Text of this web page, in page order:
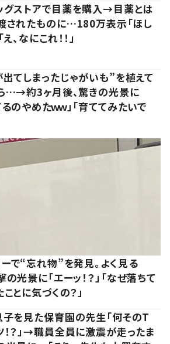
グストアで目薬を購入→目薬とは
されたものに…180万表示「ほし
え、なにこれ！！」
てしまったじゃがいも”を植えて
…→約3ヶ月後、驚きの光景に
るのやめたｗｗ」「育ててみたいで
で“忘れ物”を発見。よく見る
光景に「エーッ！？」「なぜ落ちて
ことに気づくの？」
を見た保育園の先生「何そのT
！？」→職員全員に激震が走ったま